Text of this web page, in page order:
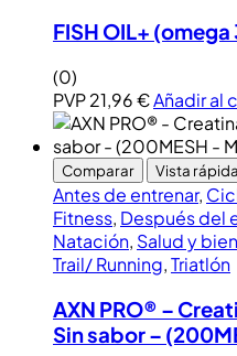
FISH OIL+
(0)
PVP21,96€Añadir al
Comparar Vista rápida
Antes de entrenar,
Fitness, Después del
Natación, Salud y
Trail/ Running,Triatlón
AXN PRO® –
Sin sabor –